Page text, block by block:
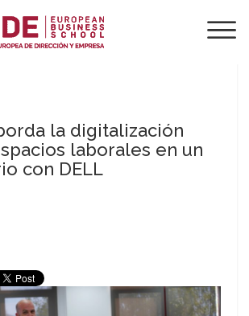
la digitalización
laborales en un
con DELL